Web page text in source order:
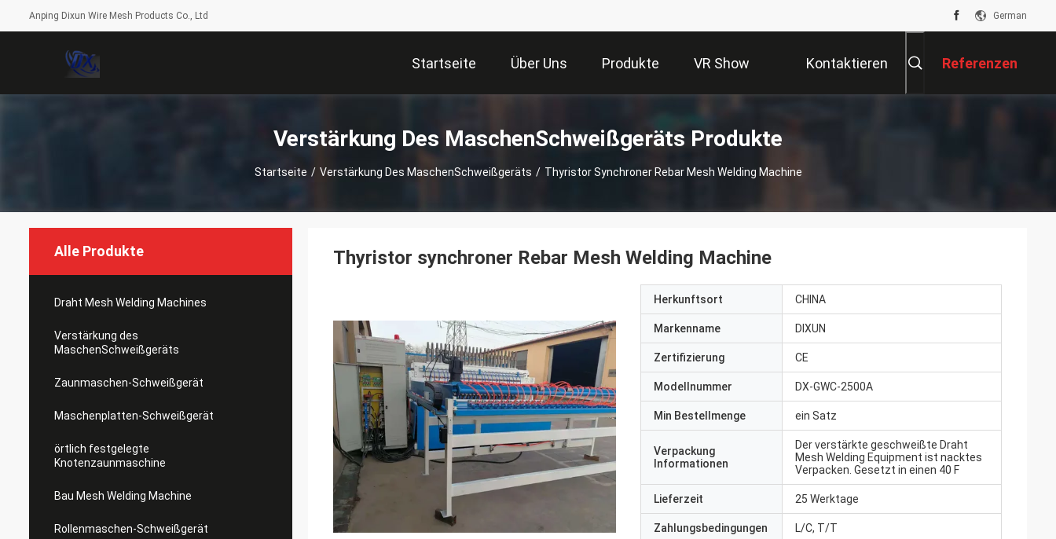
Anping Dixun Wire Mesh Products Co., Ltd German
Startseite Über Uns Produkte VR Show Kontaktieren Referenzen
Verstärkung Des MaschenSchweißgeräts Produkte
Startseite / Verstärkung Des MaschenSchweißgeräts / Thyristor Synchroner Rebar Mesh Welding Machine
Alle Produkte
Draht Mesh Welding Machines
Verstärkung des
MaschenSchweißgeräts
Zaunmaschen-Schweißgerät
Maschenplatten-Schweißgerät
örtlich festgelegte
Knotenzaunmaschine
Bau Mesh Welding Machine
Rollenmaschen-Schweißgerät
Thyristor synchroner Rebar Mesh Welding Machine
Herkunftsort CHINA
Markenname DIXUN
Zertifizierung CE
Modellnummer DX-GWC-2500A
Min Bestellmenge ein Satz
Verpackung
Informationen
Der verstärkte geschweißte Draht
Mesh Welding Equipment ist nacktes
Verpacken. Gesetzt in einen 40 F
Lieferzeit 25 Werktage
Zahlungsbedingungen L/C, T/T